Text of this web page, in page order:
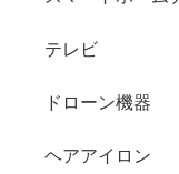
テレビ
ドローン機器
ヘアアイロン